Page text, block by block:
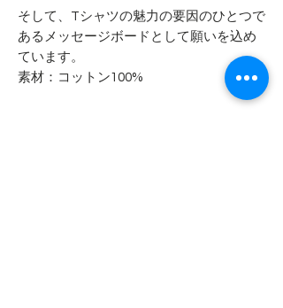
そして、Tシャツの魅力の要因のひとつで
あるメッセージボードとして願いを込め
ています。
素材：コットン100%